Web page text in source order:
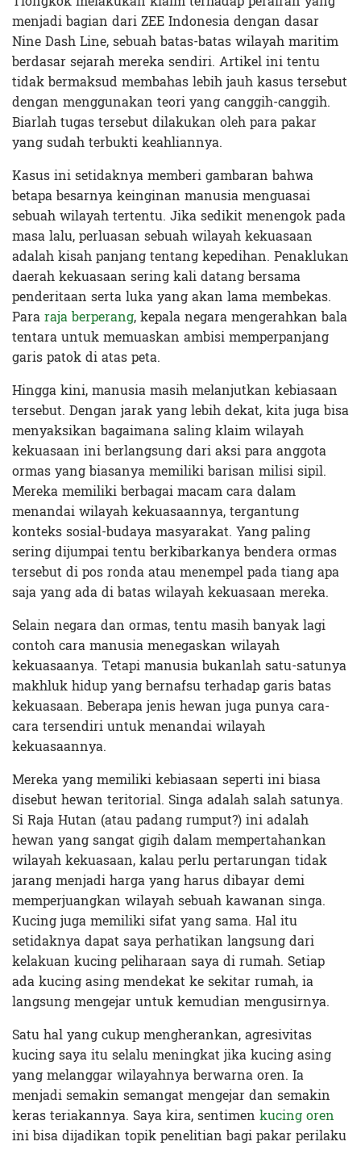
menjadi bagian dari ZEE Indonesia dengan dasar
Nine Dash Line, sebuah batas-batas wilayah maritim
berdasar sejarah mereka sendiri. Artikel ini tentu
tidak bermaksud membahas lebih jauh kasus tersebut
dengan menggunakan teori yang canggih-canggih.
Biarlah tugas tersebut dilakukan oleh para pakar
yang sudah terbukti keahliannya.
Kasus ini setidaknya memberi gambaran bahwa
betapa besarnya keinginan manusia menguasai
sebuah wilayah tertentu. Jika sedikit menengok pada
masa lalu, perluasan sebuah wilayah kekuasaan
adalah kisah panjang tentang kepedihan. Penaklukan
daerah kekuasaan sering kali datang bersama
penderitaan serta luka yang akan lama membekas.
Pararaja berperang, kepala negara mengerahkan bala
tentara untuk memuaskan ambisi memperpanjang
garis patok di atas peta.
Hingga kini, manusia masih melanjutkan kebiasaan
tersebut. Dengan jarak yang lebih dekat, kita juga bisa
menyaksikan bagaimana saling klaim wilayah
kekuasaan ini berlangsung dari aksi para anggota
ormas yang biasanya memiliki barisan milisi sipil.
Mereka memiliki berbagai macam cara dalam
menandai wilayah kekuasaannya, tergantung
konteks sosial-budaya masyarakat. Yang paling
sering dijumpai tentu berkibarkanya bendera ormas
tersebut di pos ronda atau menempel pada tiang apa
saja yang ada di batas wilayah kekuasaan mereka.
Selain negara dan ormas, tentu masih banyak lagi
contoh cara manusia menegaskan wilayah
kekuasaanya. Tetapi manusia bukanlah satu-satunya
makhluk hidup yang bernafsu terhadap garis batas
kekuasaan. Beberapa jenis hewan juga punya cara-
cara tersendiri untuk menandai wilayah
kekuasaannya.
Mereka yang memiliki kebiasaan seperti ini biasa
disebut hewan teritorial. Singa adalah salah satunya.
Si Raja Hutan (atau padang rumput?) ini adalah
hewan yang sangat gigih dalam mempertahankan
wilayah kekuasaan, kalau perlu pertarungan tidak
jarang menjadi harga yang harus dibayar demi
memperjuangkan wilayah sebuah kawanan singa.
Kucing juga memiliki sifat yang sama. Hal itu
setidaknya dapat saya perhatikan langsung dari
kelakuan kucing peliharaan saya di rumah. Setiap
ada kucing asing mendekat ke sekitar rumah, ia
langsung mengejar untuk kemudian mengusirnya.
Satu hal yang cukup mengherankan, agresivitas
kucing saya itu selalu meningkat jika kucing asing
yang melanggar wilayahnya berwarna oren. Ia
menjadi semakin semangat mengejar dan semakin
keras teriakannya. Saya kira, sentimen kucing oren
ini bisa dijadikan topik penelitian bagi pakar perilaku